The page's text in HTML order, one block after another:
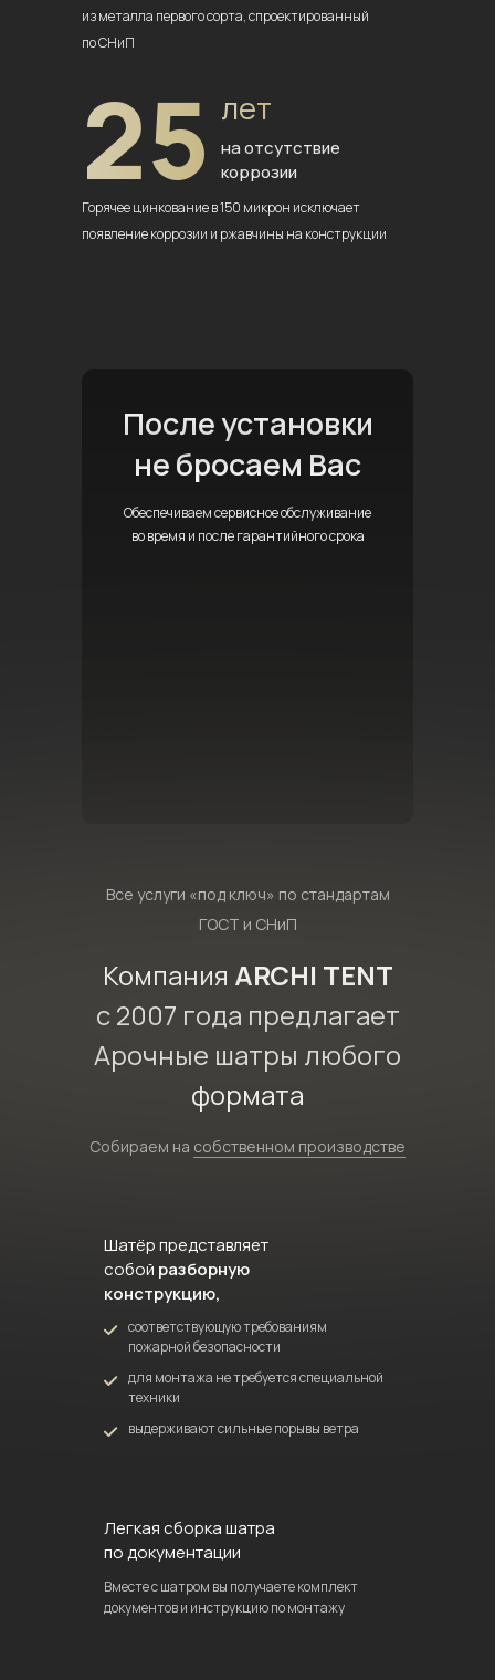
из металла первого сорта,спроектированный
по СНиП
25 лет
на отсутствие
коррозии
Горячее цинкование в 150 микрон исключает
появление коррозии и ржавчины на конструкции
После установки
не бросаем Вас
Обеспечиваем сервисное обслуживание
во время и после гарантийного срока
Все услуги «под ключ» по стандартам
ГОСТ и СНиП
Компания ARCHI TENT
с 2007 года предлагает
Арочные шатры любого
формата
Собираем на собственном производстве
Шатёр представляет
собой разборную
конструкцию,
соответствующую требованиям
пожарной безопасности
для монтажа не требуется специальной
техники
выдерживают сильные порывы ветра
Легкая сборка шатра
по документации
Вместе с шатром вы получаете комплект
документов и инструкцию по монтажу